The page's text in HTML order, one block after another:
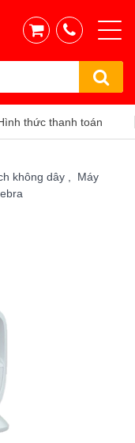
sách vận chuyển
không dây , Máy